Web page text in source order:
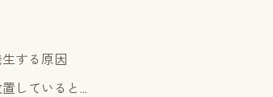
する原因
していると…